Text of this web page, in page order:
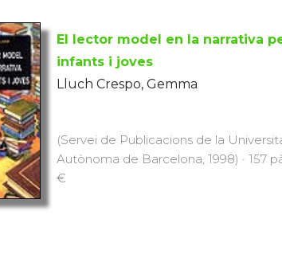
El lector model en la narrativa
infants i joves
Lluch Crespo, Gemma
(Servei de Publicacions de la
Autònoma de Barcelona, 1998) · 157
€